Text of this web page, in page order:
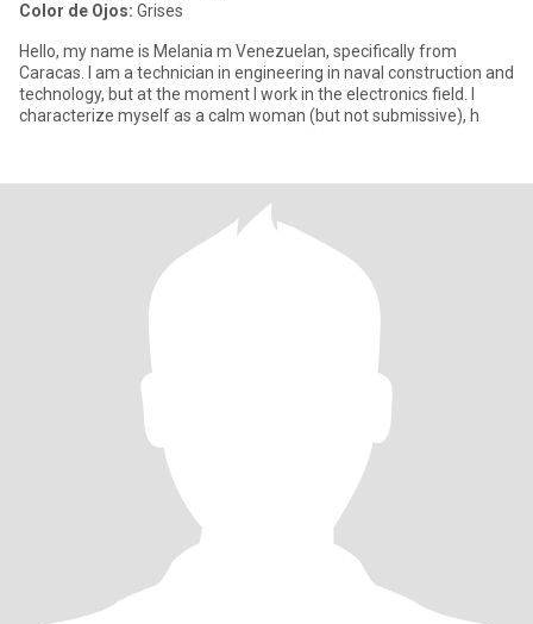
Color de Ojos: Grises
Hello, my name is Melania m Venezuelan, specifically from
Caracas. I am a technician in engineering in naval construction and
technology, but at the moment I work in the electronics field. I
characterize myself as a calm woman (but not submissive), h